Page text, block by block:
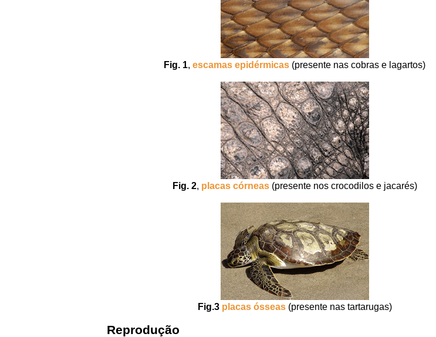
Fig. 1, escamas epidérmicas (presente nas cobras e lagartos)
Fig. 2, placas córneas(presente nos crocodilos e jacarés)
Fig.3 placas ósseas(presente nas tartarugas)
Reprodução